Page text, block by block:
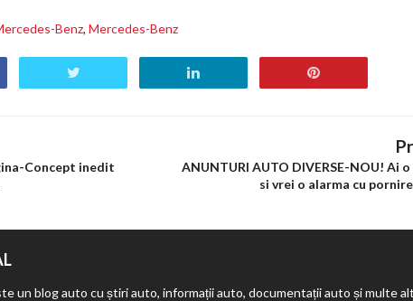
Benz, Mercedes-Benz
Concept inedit
ANUNTURI AUTO DIVERSE-NOU! Ai
si vrei o alarma cu
un blog auto cu știri auto, informații auto, documentații auto și multe